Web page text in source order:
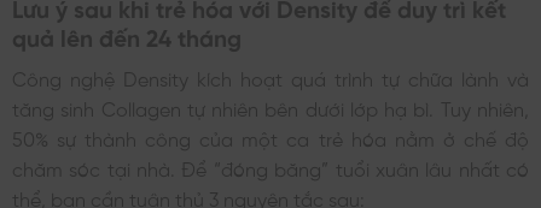
Lưu ý sau khi trẻ hóa với Density để duy trì kết
quả lên đến 24 tháng
Công nghệ Density kích hoạt quá trình tự chữa lành và
tăng sinh Collagen tự nhiên bên dưới lớp hạ bì. Tuy nhiên,
50% sự thành công của một ca trẻ hóa nằm ở chế độ
chăm sóc tại nhà. Để “đóng băng” tuổi xuân lâu nhất có
thể, bạn cần tuân thủ 3 nguyên tắc sau: